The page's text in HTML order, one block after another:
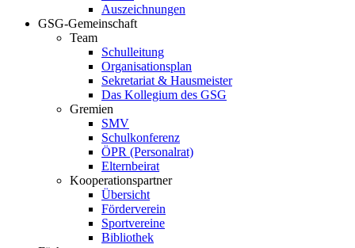
Auszeichnungen
GSG-Gemeinschaft
Team
Schulleitung
Organisationsplan
Sekretariat & Hausmeister
Das Kollegium des GSG
Gremien
SMV
Schulkonferenz
ÖPR (Personalrat)
Elternbeirat
Kooperationspartner
Übersicht
Förderverein
Sportvereine
Bibliothek